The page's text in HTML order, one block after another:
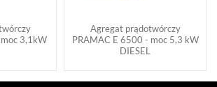
3,1kW
Agregat prądotwórczy
PRAMAC E 6500 - moc 5,3 kW
DIESEL